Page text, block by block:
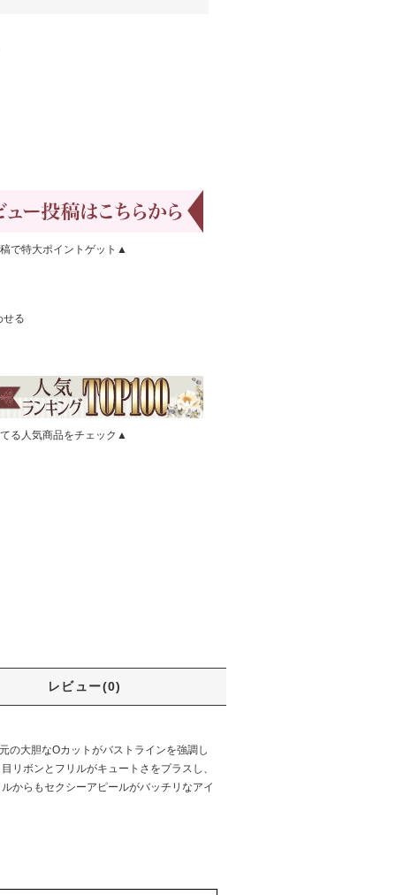
で特大ポイントゲット▲
せる
る人気商品をチェック▲
レビュー(0)
の大胆なОカットがバストラインを強調し
リボンとフリルがキュートさをプラスし、
からもセクシーアピールがバッチリなアイ